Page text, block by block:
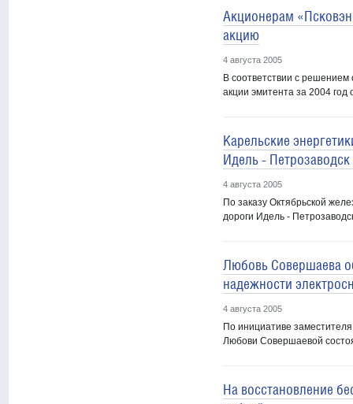
Акционерам
акцию
4 августа 2005
В соответствии с
акции эмитента за 2004
Карельские
Идель -
4 августа 2005
По заказу Октябрьской
дороги Идель -
Любовь Совершаева
надежности
4 августа 2005
По инициативе
Любови Совершаевой
На восстановление